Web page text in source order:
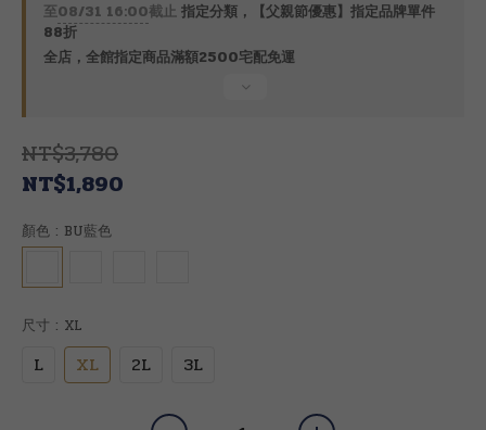
至08/31 16:00截止 指定分類，【父親節優惠】指定品牌單件
88折
全店，全館指定商品滿額2500宅配免運
NT$3,780
NT$1,890
顏色 : BU藍色
尺寸 : XL
L XL 2L 3L